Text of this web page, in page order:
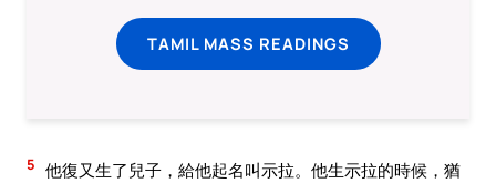
TAMIL MASS READINGS
5 他復又生了兒子，給他起名叫示拉。他生示拉的時候，猶